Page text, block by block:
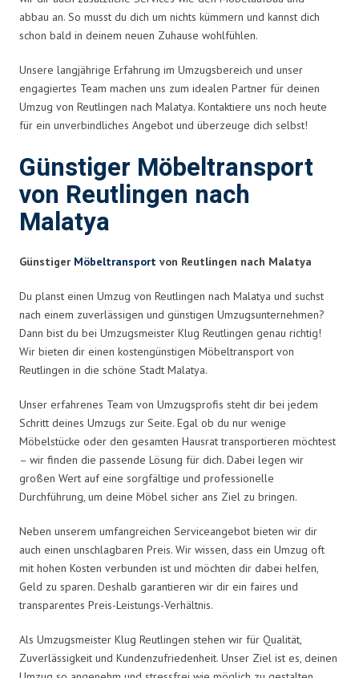
abbau an. So musst du dich um nichts kümmern und kannst dich
schon bald in deinem neuen Zuhause wohlfühlen.
Unsere langjährige Erfahrung im Umzugsbereich und unser
engagiertes Team machen uns zum idealen Partner für deinen
Umzug von Reutlingen nach Malatya. Kontaktiere uns noch heute
für ein unverbindliches Angebot und überzeuge dich selbst!
Günstiger Möbeltransport
von Reutlingen nach
Malatya
Günstiger Möbeltransport von Reutlingen nach Malatya
Du planst einen Umzug von Reutlingen nach Malatya und suchst
nach einem zuverlässigen und günstigen Umzugsunternehmen?
Dann bist du bei Umzugsmeister Klug Reutlingen genau richtig!
Wir bieten dir einen kostengünstigen Möbeltransport von
Reutlingen in die schöne Stadt Malatya.
Unser erfahrenes Team von Umzugsprofis steht dir bei jedem
Schritt deines Umzugs zur Seite. Egal ob du nur wenige
Möbelstücke oder den gesamten Hausrat transportieren möchtest
– wir finden die passende Lösung für dich. Dabei legen wir
großen Wert auf eine sorgfältige und professionelle
Durchführung, um deine Möbel sicher ans Ziel zu bringen.
Neben unserem umfangreichen Serviceangebot bieten wir dir
auch einen unschlagbaren Preis. Wir wissen, dass ein Umzug oft
mit hohen Kosten verbunden ist und möchten dir dabei helfen,
Geld zu sparen. Deshalb garantieren wir dir ein faires und
transparentes Preis-Leistungs-Verhältnis.
Als Umzugsmeister Klug Reutlingen stehen wir für Qualität,
Zuverlässigkeit und Kundenzufriedenheit. Unser Ziel ist es, deinen